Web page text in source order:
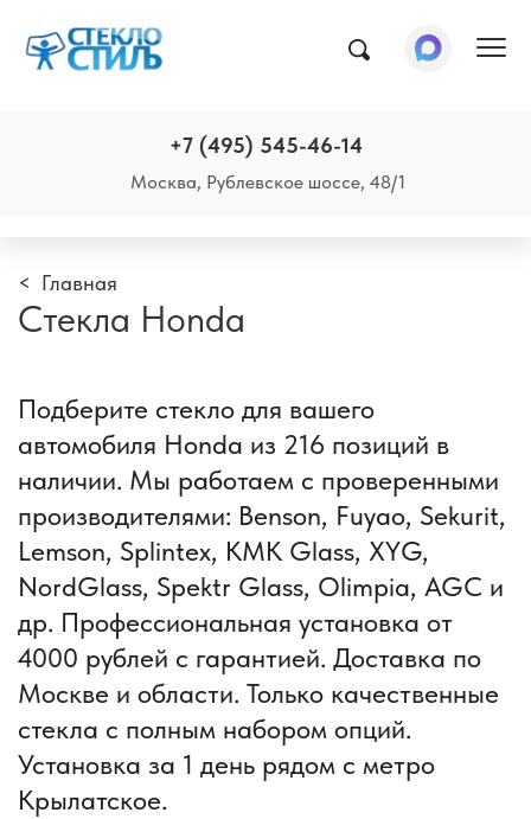
+7 (495) 545-46-14
Москва, Рублевское шоссе, 48/1
Главная
Стекла Honda
Подберите стекло для вашего
автомобиля Honda из 216 позиций в
наличии. Мы работаем с проверенными
производителями: Benson, Fuyao, Sekurit,
Lemson, Splintex, КМК Glass, XYG,
NordGlass, Spektr Glass, Olimpia, AGC и
др. Профессиональная установка от
4000 рублей с гарантией. Доставка по
Москве и области. Только качественные
стекла с полным набором опций.
Установка за 1 день рядом с метро
Крылатское.